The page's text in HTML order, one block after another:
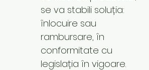
se va stabili soluția:
înlocuire sau
rambursare, în
conformitate cu
legislația în vigoare.